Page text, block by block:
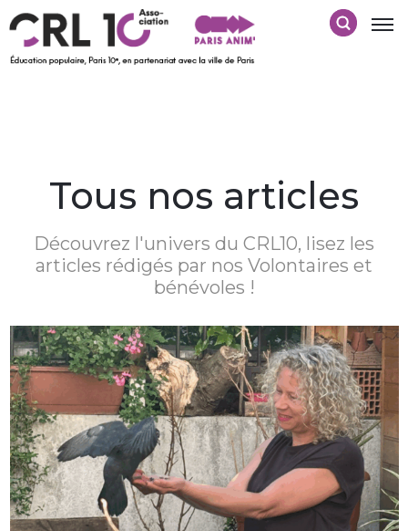
Tous nos articles
Découvrez l'univers du CRL10, lisez les
articles rédigés par nos Volontaires et
bénévoles !